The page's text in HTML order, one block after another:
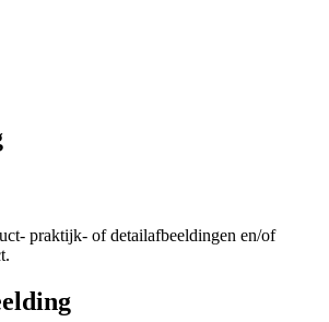
praktijk- of detailafbeeldingen en/of